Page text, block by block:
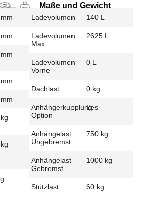
Maße und Gewicht
Ladevolumen 140 L
Ladevolumen
Max.
2625 L
Ladevolumen
Vorne
0 L
Dachlast 0 kg
Anhängerkupplung
Option
Yes
Anhängelast
Ungebremst
750 kg
Anhängelast
Gebremst
1000 kg
Stützlast 60 kg